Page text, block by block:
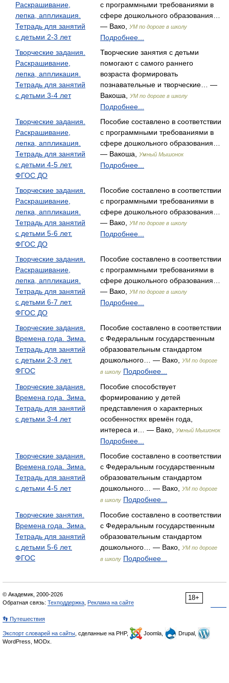
Раскрашивание,
лепка, аппликация.
Тетрадь для занятий
с детьми 2-3 лет
с программными требованиями в
сфере дошкольного образования…
— Вако,
УМ по дороге в школу
Подробнее...
Творческие задания.
Раскрашивание,
лепка, аппликация.
Тетрадь для занятий
с детьми 3-4 лет
Творческие занятия с детьми
помогают с самого раннего
возраста формировать
познавательные и творческие… —
Вакоша,
УМ по дороге в школу
Подробнее...
Творческие задания.
Раскрашивание,
лепка, аппликация.
Тетрадь для занятий
с детьми 4-5 лет.
ФГОС ДО
Пособие составлено в соответствии
с программными требованиями в
сфере дошкольного образования…
— Вакоша,
Умный Мышонок
Подробнее...
Творческие задания.
Раскрашивание,
лепка, аппликация.
Тетрадь для занятий
с детьми 5-6 лет.
ФГОС ДО
Пособие составлено в соответствии
с программными требованиями в
сфере дошкольного образования…
— Вако,
УМ по дороге в школу
Подробнее...
Творческие задания.
Раскрашивание,
лепка, аппликация.
Тетрадь для занятий
с детьми 6-7 лет.
ФГОС ДО
Пособие составлено в соответствии
с программными требованиями в
сфере дошкольного образования…
— Вако,
УМ по дороге в школу
Подробнее...
Творческие задания.
Времена года. Зима.
Тетрадь для занятий
с детьми 2-3 лет.
ФГОС
Пособие составлено в соответствии
с Федеральным государственным
образовательным стандартом
дошкольного… — Вако,
УМ по дороге
в школу Подробнее...
Творческие задания.
Времена года. Зима.
Тетрадь для занятий
с детьми 3-4 лет
Пособие способствует
формированию у детей
представления о характерных
особенностях времён года,
интереса и… — Вако,
Умный Мышонок
Подробнее...
Творческие задания.
Времена года. Зима.
Тетрадь для занятий
с детьми 4-5 лет
Пособие составлено в соответствии
с Федеральным государственным
образовательным стандартом
дошкольного… — Вако,
УМ по дороге
в школу Подробнее...
Творческие занятия.
Времена года. Зима.
Тетрадь для занятий
с детьми 5-6 лет.
ФГОС
Пособие составлено в соответствии
с Федеральным государственным
образовательным стандартом
дошкольного… — Вако,
УМ по дороге
в школу Подробнее...
18+
© Академик, 2000-2026
Обратная связь: Техподдержка Реклама на сайте
👣 Путешествия
Экспорт словарей на сайты , сделанные на PHP, Joomla,
Drupal,
WordPress, MODx.